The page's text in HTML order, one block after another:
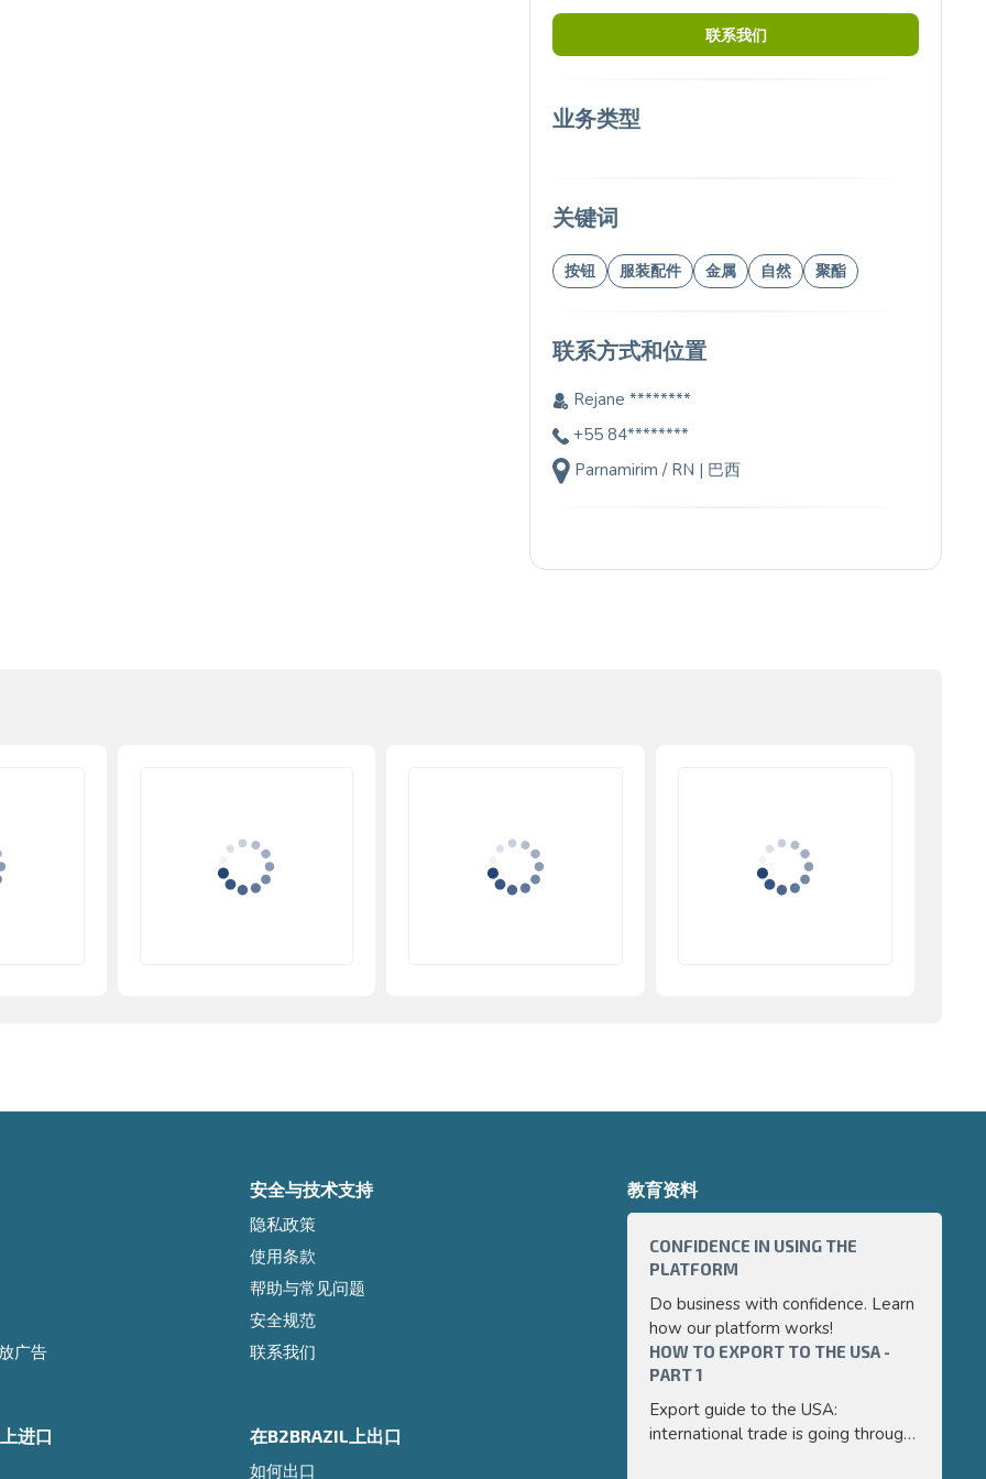
联系我们
业务类型
关键词
按钮 服装配件 金属 自然 聚酯
联系方式和位置
Rejane ********
+55 84********
Parnamirim / RN | 巴西
广告
安全与技术支持
隐私政策
使用条款
帮助与常见问题
安全规范
联系我们
进口 在B2BRAZIL上出口
如何出口
教育资料
CONFIDENCE IN USING THE
PLATFORM
Do business with confidence. Learn
how our platform works!
HOW TO EXPORT TO THE USA -
PART 1
Export guide to the USA:
international trade is going through